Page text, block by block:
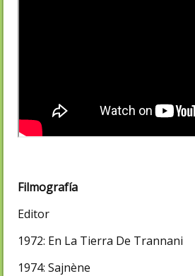
Filmografía
Editor
1972: En La Tierra De Trannani
1974: Sajnène